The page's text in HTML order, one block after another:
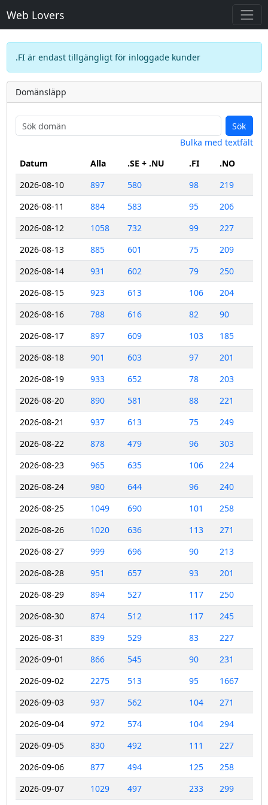
Web Lovers
.FI är endast tillgängligt för inloggade kunder
Domänsläpp
Sök
Bulka med textfält
Datum
Alla .SE + .NU .FI
.NO
2026-08-10
897 580 98
219
2026-08-11
884 583 95
206
2026-08-12
1058 732 99
227
2026-08-13
885 601 75
209
2026-08-14
931 602 79
250
2026-08-15
923 613 106
204
2026-08-16
788 616 82
90
2026-08-17
897 609 103
185
2026-08-18
901 603 97
201
2026-08-19
933 652 78
203
2026-08-20
890 581 88
221
2026-08-21
937 613 75
249
2026-08-22
878 479 96
303
2026-08-23
965 635 106
224
2026-08-24
980 644 96
240
2026-08-25
1049 690 101
258
2026-08-26
1020 636 113
271
2026-08-27
999 696 90
213
2026-08-28
951 657 93
201
2026-08-29
894 527 117
250
2026-08-30
874 512 117
245
2026-08-31
839 529 83
227
2026-09-01
866 545 90
231
2026-09-02
2275 513 95
1667
2026-09-03
937 562 104
271
2026-09-04
972 574 104
294
2026-09-05
830 492 111
227
2026-09-06
877 494 125
258
2026-09-07
1029 497 233 299